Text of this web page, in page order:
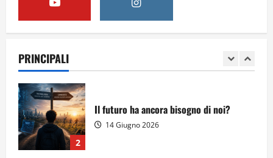
PRINCIPALI
Il futuro ha ancora bisogno di noi?
3
Orientarsi significa Scegliere. Ogni
gesto lascia un impronta
13 Giugno 2026